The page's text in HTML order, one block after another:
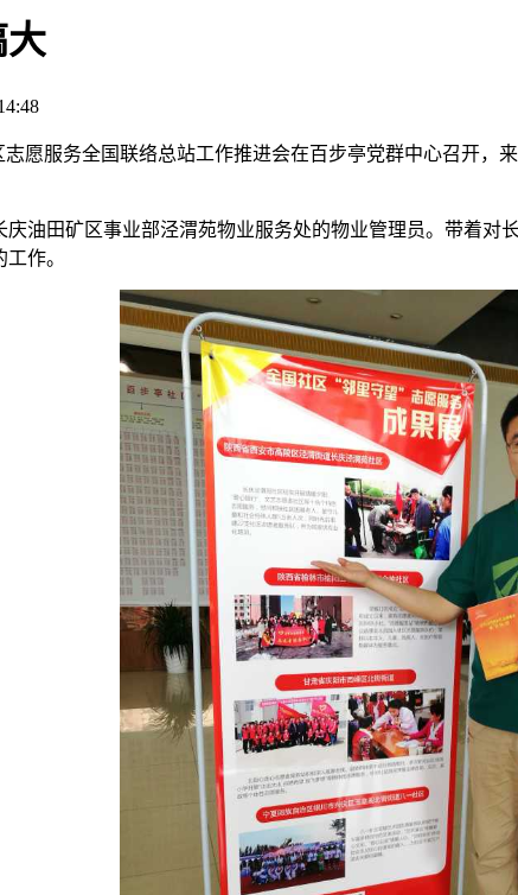
大
服务全国联络总站工作推进会在百步亭党群中心召开，
田矿区事业部泾渭苑物业服务处的物业管理员。带着对
作。